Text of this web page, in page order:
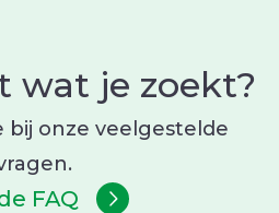
wat je zoekt?
bij onze veelgestelde
FAQ